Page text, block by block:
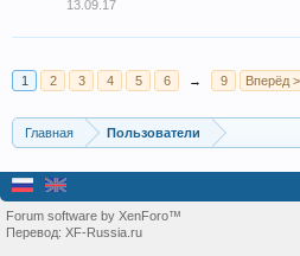
13.09.17
1 2 3 4 5 6 → 9 Вперёд >
Главная Пользователи
Forum software by XenForo™
Перевод: XF-Russia.ru